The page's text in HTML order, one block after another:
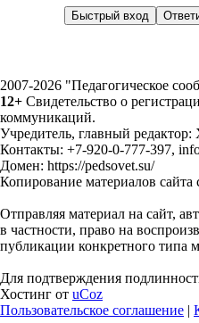
2007-2026 "Педагогическое
12+ Свидетельство о
коммуникаций.
Учредитель, главный
Контакты: +7-920-0-777-397,
Домен: https://pedsovet.su/
Копирование материалов сайта
Отправляя материал на сайт,
в частности, право на
публикации конкретного типа
Для подтверждения
Хостинг от uCoz
Пользовательское соглашение |